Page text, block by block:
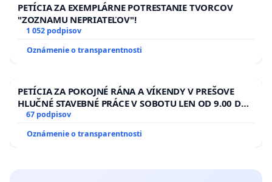
PETÍCIA ZA EXEMPLÁRNE POTRESTANIE TVORCOV
"ZOZNAMU NEPRIATEĽOV"!
1 052 podpisov
Oznámenie o transparentnosti
PETÍCIA ZA POKOJNÉ RÁNA A VÍKENDY V PREŠOVE
HLUČNÉ STAVEBNÉ PRÁCE V SOBOTU LEN OD 9.00 DO
13.00 HOD., CEZ PRACOVNÝ TÝŽDEŇ CIEĽ 8.00 – 18.00
ĎUMBIERSKEJ/MAGU
67 podpisov
Oznámenie o transparentnosti